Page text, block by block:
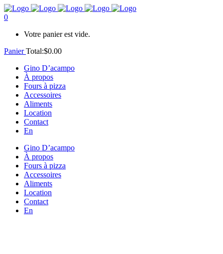
0
Votre panier est vide.
PanierTotal:$0.00
Gino D’acampo
À propos
Fours à pizza
Accessoires
Aliments
Location
Contact
En
Gino D’acampo
À propos
Fours à pizza
Accessoires
Aliments
Location
Contact
En